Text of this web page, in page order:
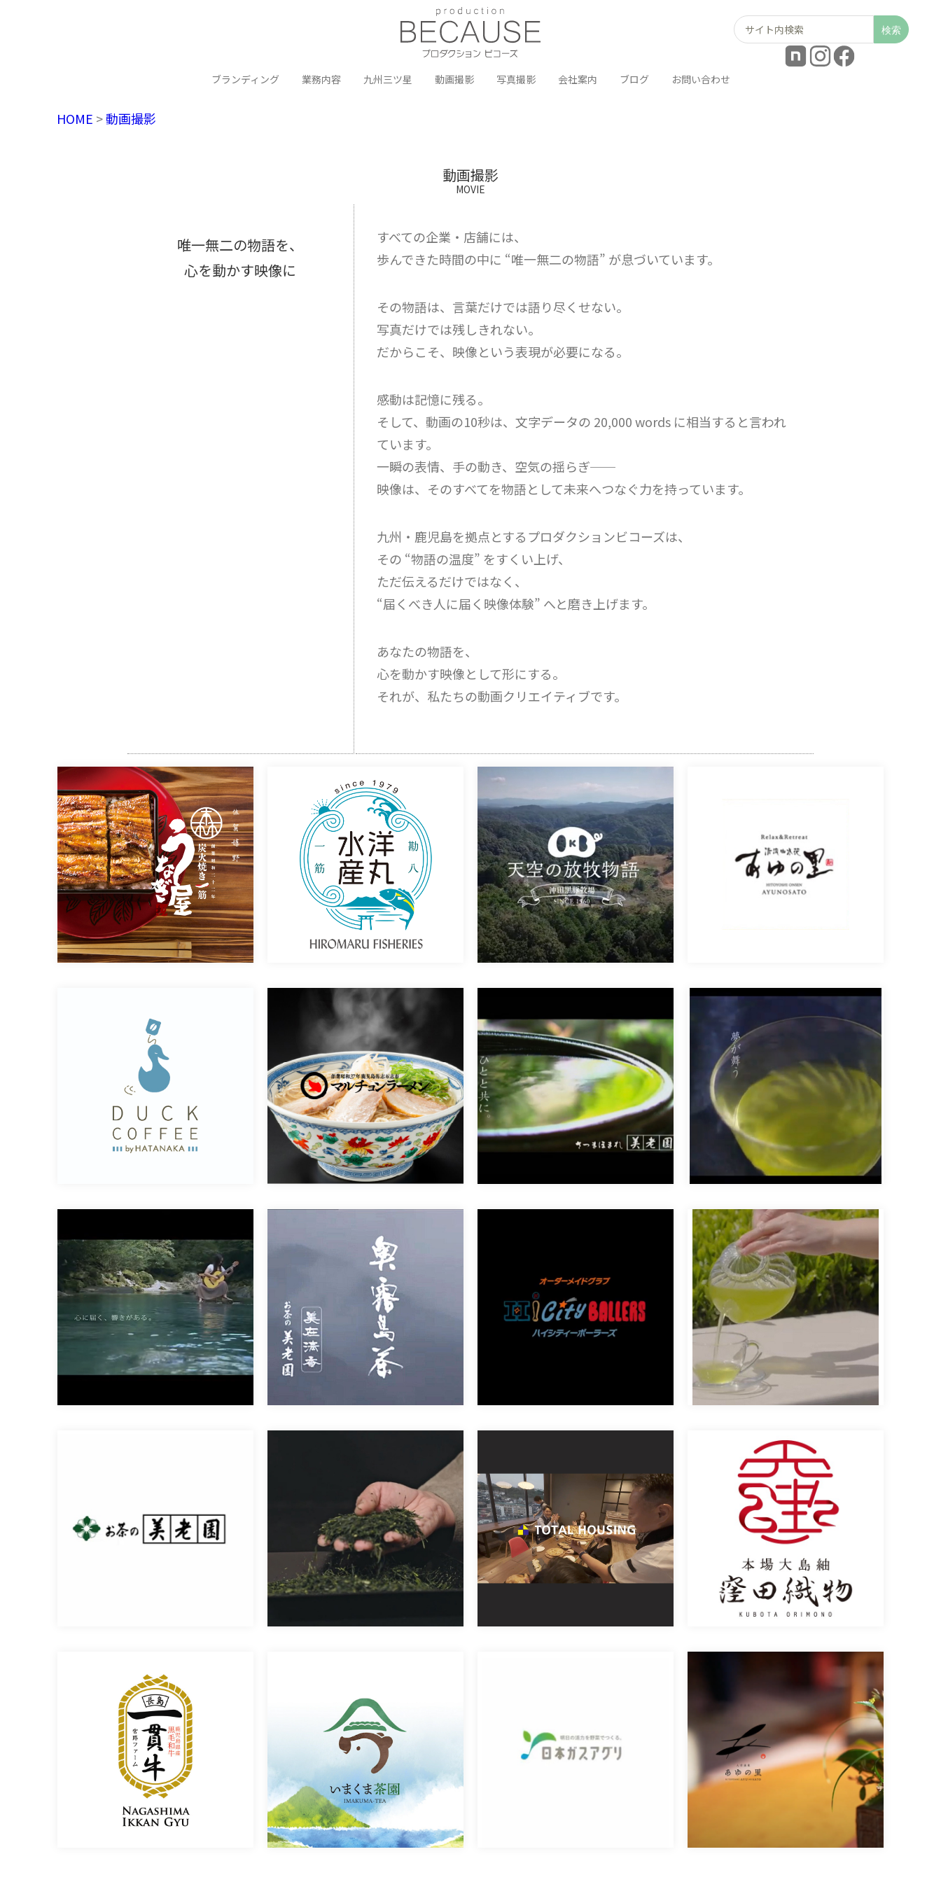
Search
for:
ブランディング 業務内容 九州三ツ星 動画撮影 写真撮影 会社案内 ブログ お問い合わせ
HOME >動画撮影
動画撮影
MOVIE
唯一無二の物語を、
心を動かす映像に
すべての企業・店舗には、
歩んできた時間の中に “唯一無二の物語” が息づいています。
その物語は、言葉だけでは語り尽くせない。
写真だけでは残しきれない。
だからこそ、映像という表現が必要になる。
感動は記憶に残る。
そして、動画の10秒は、文字データの 20,000 words に相当すると言われ
ています。
一瞬の表情、手の動き、空気の揺らぎ──
映像は、そのすべてを物語として未来へつなぐ力を持っています。
九州・鹿児島を拠点とするプロダクションビコーズは、
その “物語の温度” をすくい上げ、
ただ伝えるだけではなく、
“届くべき人に届く映像体験” へと磨き上げます。
あなたの物語を、
心を動かす映像として形にする。
それが、私たちの動画クリエイティブです。
森うなぎ屋様
創業昭和22年、佐賀県嬉野市にあ
[…]
洋丸水産（有）様
鹿児島県鹿屋市で勘八養殖を行って
（株）沖田黒豚牧場様
黒豚ブランド「かごしま黒豚」を放
[…]
清流山水花 あゆの里様
熊本県人吉市の老舗温泉旅館「あゆ
[…]
HATANAKA COFFEE様
鹿児島市内に3店舗お店を構える老
[…]
有限会社マルチョンラーメン
様
昭和37年創業、志布志に本店、鹿
[…]
お茶の美老園様
「ひとと共に」篇（30秒） お茶
[…]
「夢が舞う」篇 お茶の美老園様の
[…]
お茶の美老園様
奥霧島茶編（15秒） お茶の美老
Hi.City.Ballers様
鹿児島県鹿児島市で鹿児島和牛の皮
[…]
お茶の美老園様
お茶の美老園様のパッケージとホー
お茶の美老園様のパッケージとホー
[…]
お茶の美老園様
お茶の美老園様のパッケージとホー
[…]
トータルハウジング様
鹿児島県に拠点を置き、注文住宅、
[…]
窪田織物様
窪田織物様は鹿児島市にて本場大島
[…]
宮路ファーム様
鹿児島県出水郡長島町にある宮路フ
[…]
今隈製茶 (いまくま茶園)様
肝属郡錦江町にあります今隈製茶様
日本ガスアグリ様の「すごい野菜」
[…]
清流山水花 あゆの里様
熊本県人吉市の老舗温泉旅館「あゆ
[…]